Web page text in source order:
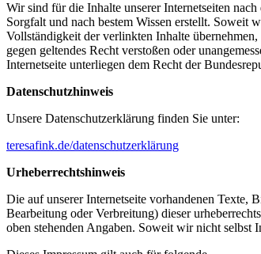
Wir sind für die Inhalte unserer Internetseiten
Sorgfalt und nach bestem Wissen erstellt.
Vollständigkeit der verlinkten Inhalte
gegen geltendes Recht verstoßen oder
Internetseite unterliegen dem Recht der
Datenschutzhinweis
Unsere Datenschutzerklärung finden Sie unter:
teresafink.de/datenschutzerklärung
Urheberrechtshinweis
Die auf unserer Internetseite vorhandenen Texte,
Bearbeitung oder Verbreitung) dieser
oben stehenden Angaben. Soweit wir nicht selbst